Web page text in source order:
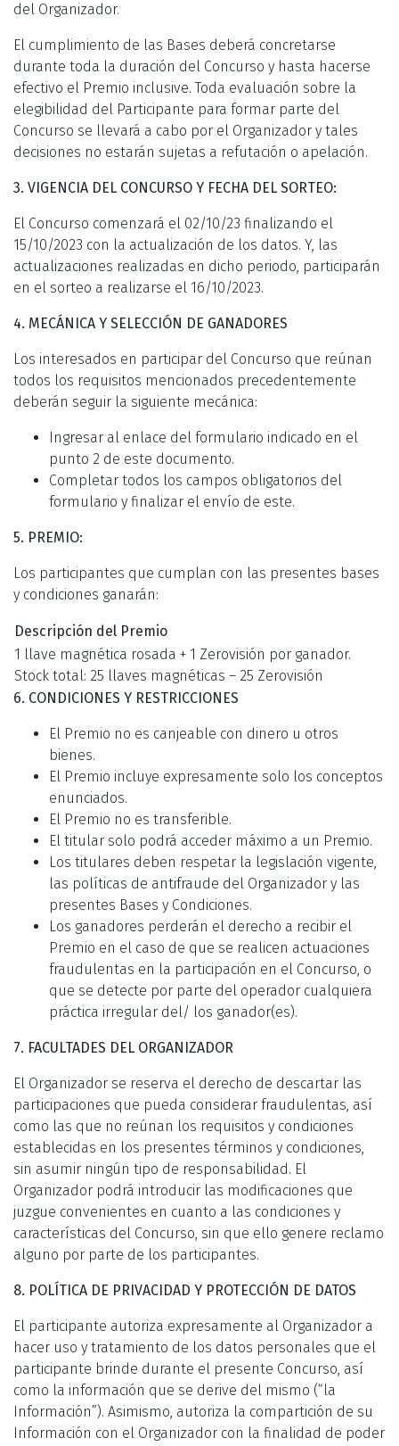
del Organizador.
El cumplimiento de las Bases deberá concretarse
durante toda la duración del Concurso y hasta hacerse
efectivo el Premio inclusive. Toda evaluación sobre la
elegibilidad del Participante para formar parte del
Concurso se llevará a cabo por el Organizador y tales
decisiones no estarán sujetas a refutación o apelación.
3. VIGENCIA DEL CONCURSO Y FECHA DEL SORTEO:
El Concurso comenzará el 02/10/23 finalizando el
15/10/2023 con la actualización de los datos. Y, las
actualizaciones realizadas en dicho periodo, participarán
en el sorteo a realizarse el 16/10/2023.
4. MECÁNICA Y SELECCIÓN DE GANADORES
Los interesados en participar del Concurso que reúnan
todos los requisitos mencionados precedentemente
deberán seguir la siguiente mecánica:
Ingresar al enlace del formulario indicado en el
punto 2 de este documento.
Completar todos los campos obligatorios del
formulario y finalizar el envío de este.
5. PREMIO:
Los participantes que cumplan con las presentes bases
y condiciones ganarán:
Descripción del Premio
1 llave magnética rosada + 1 Zerovisión por ganador.
Stock total: 25 llaves magnéticas – 25 Zerovisión
6. CONDICIONES Y RESTRICCIONES
El Premio no es canjeable con dinero u otros
bienes.
El Premio incluye expresamente solo los conceptos
enunciados.
El Premio no es transferible.
El titular solo podrá acceder máximo a un Premio.
Los titulares deben respetar la legislación vigente,
las políticas de antifraude del Organizador y las
presentes Bases y Condiciones.
Los ganadores perderán el derecho a recibir el
Premio en el caso de que se realicen actuaciones
fraudulentas en la participación en el Concurso, o
que se detecte por parte del operador cualquiera
práctica irregular del/ los ganador(es).
7. FACULTADES DEL ORGANIZADOR
El Organizador se reserva el derecho de descartar las
participaciones que pueda considerar fraudulentas, así
como las que no reúnan los requisitos y condiciones
establecidas en los presentes términos y condiciones,
sin asumir ningún tipo de responsabilidad. El
Organizador podrá introducir las modificaciones que
juzgue convenientes en cuanto a las condiciones y
características del Concurso, sin que ello genere reclamo
alguno por parte de los participantes.
8. POLÍTICA DE PRIVACIDAD Y PROTECCIÓN DE DATOS
El participante autoriza expresamente al Organizador a
hacer uso y tratamiento de los datos personales que el
participante brinde durante el presente Concurso, así
como la información que se derive del mismo (“la
Información”). Asimismo, autoriza la compartición de su
Información con el Organizador con la finalidad de poder